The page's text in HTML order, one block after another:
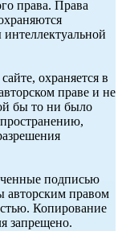
права. Права
интеллектуальной
охраняется в
праве и не
бы то ни было
подписью
авторским правом
Копирование
запрещено.